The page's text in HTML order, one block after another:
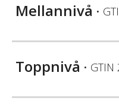
Mellannivå •
Toppnivå • GTIN